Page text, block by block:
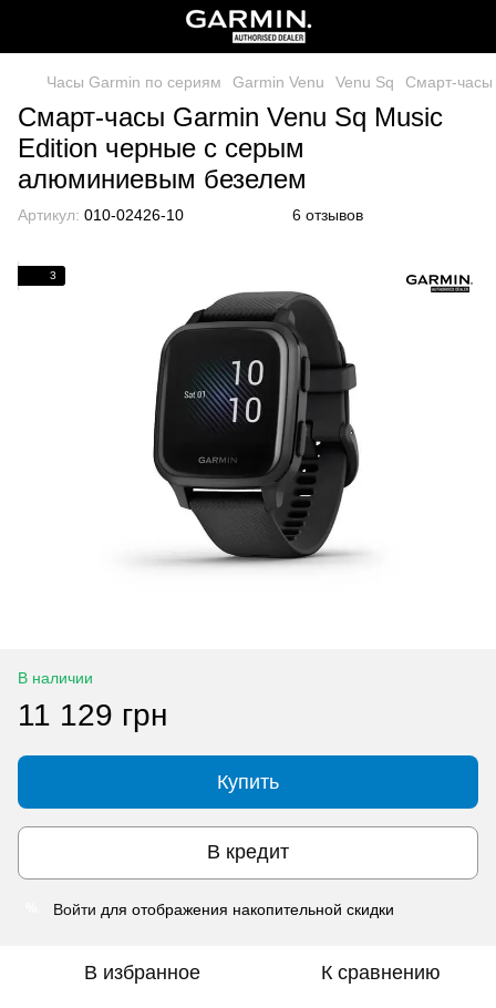
Часы Garmin по сериям Garmin Venu Venu Sq Смарт-
Смарт-часы Garmin Venu Sq Music
Edition черные с серым
алюминиевым безелем
Артикул: 010-02426-10 6 отзывов
3
В наличии
11 129 грн
Купить
В кредит
Войти для отображения накопительной скидки
В избранное К сравнению